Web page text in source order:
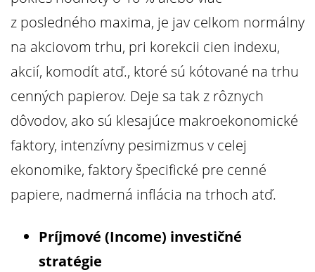
z posledného maxima, je jav celkom normálny
na akciovom trhu, pri korekcii cien indexu,
akcií, komodít atď., ktoré sú kótované na trhu
cenných papierov. Deje sa tak z rôznych
dôvodov, ako sú klesajúce makroekonomické
faktory, intenzívny pesimizmus v celej
ekonomike, faktory špecifické pre cenné
papiere, nadmerná inflácia na trhoch atď.
Príjmové (Income) investičné
stratégie